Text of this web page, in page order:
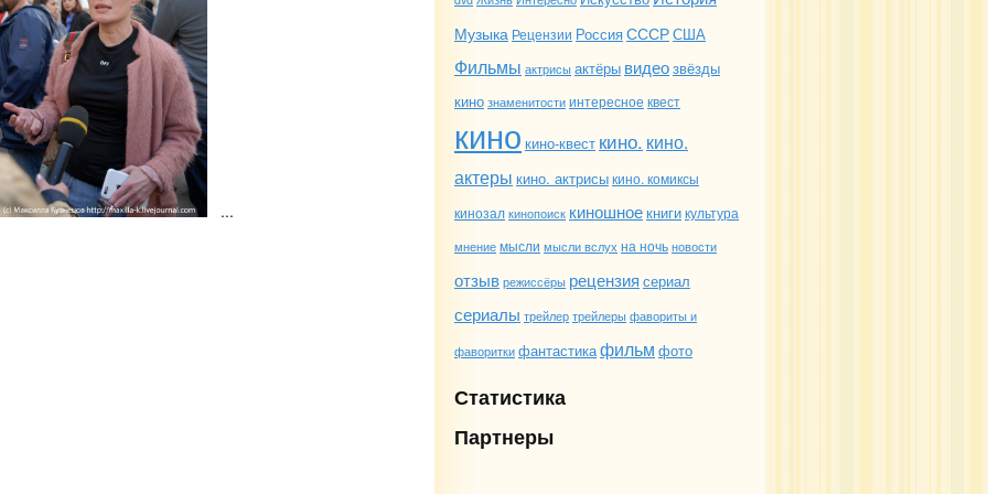
...
Музыка Рецензии РоссияСССРСША
Фильмы актрисыактёры видеозвёзды
кинознаменитостиинтересное квест
кино кино-квест кино. кино.
актеры кино. актрисыкино. комиксы
кинозалкинопоиск киношноекнигикультура
мнение мысли мысли вслух на ночь новости
отзыврежиссёры рецензия сериал
сериалы трейлер трейлерыфавориты и
фавориткифантастикафильм фото
Статистика
Партнеры